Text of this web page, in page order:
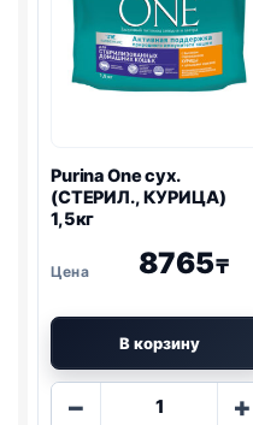
Purina Oneсух.
(СТЕРИЛ., КУРИЦА)
1,5кг
8765₸
В корзину
−
Количество
+